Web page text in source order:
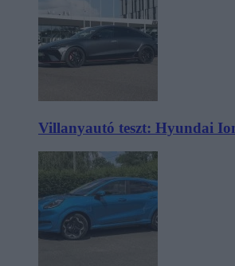
Villanyautó teszt: Hyundai